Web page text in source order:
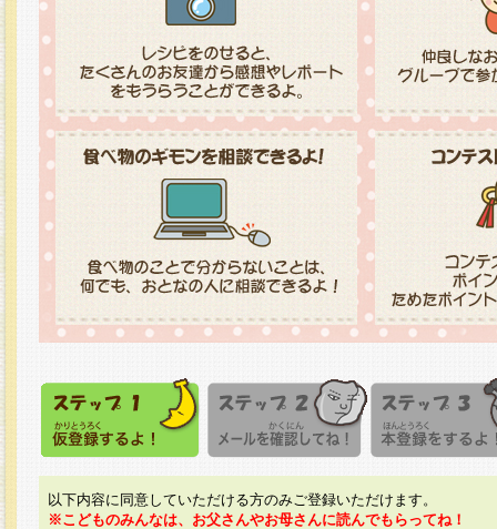
以下内容に同意していただける方のみご登録いただけます。
※こどものみんなは、お父さんやお母さんに読んでもらってね！